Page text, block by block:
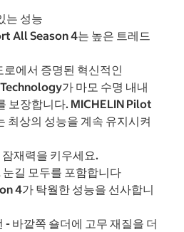
는 성능
All Season 4는 높은 트레드
에서 증명된 혁신적인
가 마모 수명 내내
보장합니다. MICHELIN Pilot
최상의 성능을 계속 유지시켜
재력을 키우세요.
길 모두를 포함합니다
4가 탁월한 성능을 선사합니
- 바깥쪽 숄더에 고무 재질을 더